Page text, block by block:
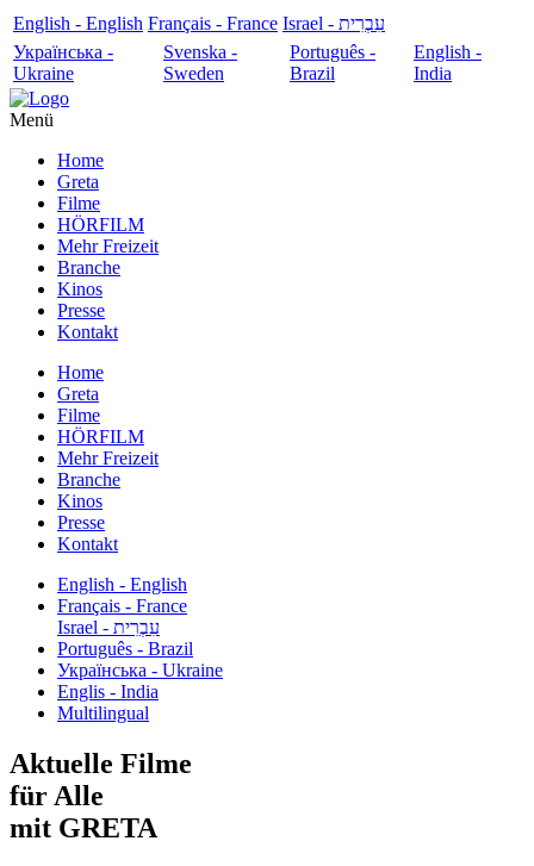
English - English Français - France
עִבְרִית - Israel
Українська -
Ukraine
Svenska -
Sweden
Português -
Brazil
English -
India
Menü
Home
Greta
Filme
HÖRFILM
Mehr Freizeit
Branche
Kinos
Presse
Kontakt
Home
Greta
Filme
HÖRFILM
Mehr Freizeit
Branche
Kinos
Presse
Kontakt
English - English
Français - France
עִבְרִית - Israel
Português - Brazil
Українська - Ukraine
Englis - India
Multilingual
Aktuelle Filme
für Alle
mit GRETA